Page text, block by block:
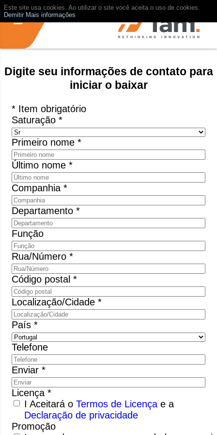
Este site usa cookies. Ao utilizar o site você aceita o uso de cookies.
Demitir Mais informações
Digite seu informações de contato para
iniciar o baixar
* Item obrigatório
Saturação *
Primeiro nome *
Último nome *
Companhia *
Departamento *
Função
Rua/Número *
Código postal *
Localização/Cidade *
País *
Telefone
Enviar *
Licença *
I Aceitará o Termos de Licença e a
Declaração de privacidade
Promoção